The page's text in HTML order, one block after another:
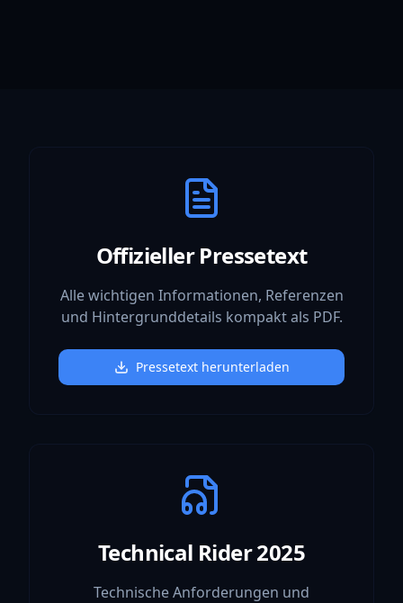
Offizieller Pressetext
Alle wichtigen Informationen, Referenzen
und Hintergrunddetails kompakt als PDF.
Pressetext herunterladen
Technical Rider 2025
Technische Anforderungen und